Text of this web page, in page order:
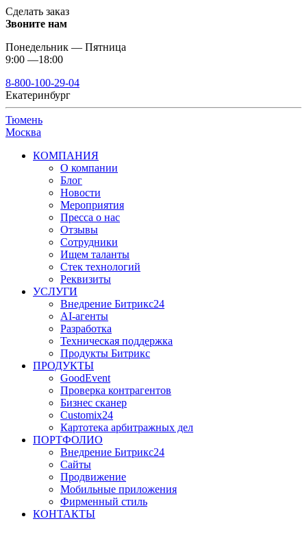
Сделать заказ
Звоните нам
Понедельник — Пятница
9:00 —18:00
8-800-100-29-04
Екатеринбург
Тюмень
Москва
КОМПАНИЯ
О компании
Блог
Новости
Мероприятия
Пресса о нас
Отзывы
Сотрудники
Ищем таланты
Стек технологий
Реквизиты
УСЛУГИ
Внедрение Битрикс24
AI-агенты
Разработка
Техническая поддержка
Продукты Битрикс
ПРОДУКТЫ
GoodEvent
Проверка контрагентов
Бизнес сканер
Customix24
Картотека арбитражных дел
ПОРТФОЛИО
Внедрение Битрикс24
Сайты
Продвижение
Мобильные приложения
Фирменный стиль
КОНТАКТЫ